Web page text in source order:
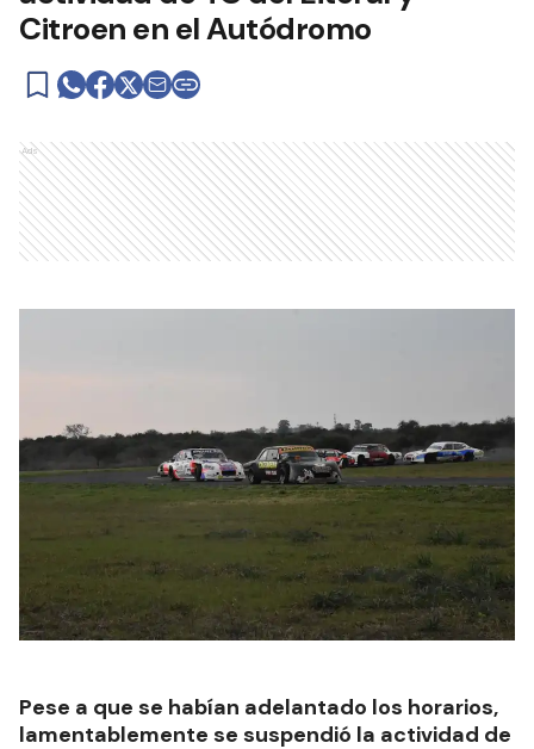
Citroen en el Autódromo
Ads
Pese a que se habían adelantado los horarios,
lamentablemente se suspendió la actividad de